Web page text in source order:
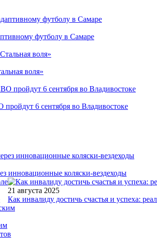
футболу в Самаре
воля»
6 сентября во Владивостоке
инновационные коляски-вездеходы
21 августа 2025
Как инвалиду достичь счастья и успеха: